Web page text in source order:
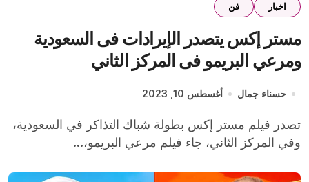
اخبار فن
مستر إكس يتصدر الإيرادات فى السعودية
ومرعي البريمو فى المركز الثاني
حسناء جمال أغسطس 10, 2023
تصدر فيلم مستر إكس بطولة شباك التذاكر في السعودية،
وفي المركز الثاني، جاء فيلم مرعي البريمو،...